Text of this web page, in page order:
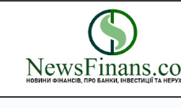
Перейти